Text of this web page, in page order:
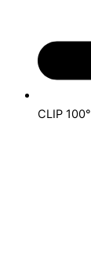
CLIP 100°